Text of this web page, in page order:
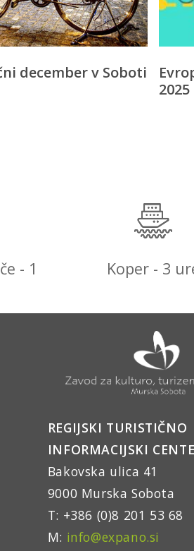
december v Soboti
2025
- 1 Koper - 3
REGIJSKI TURISTIČNO
INFORMACIJSKI
Bakovska ulica 41
9000 Murska Sobota
T: +386 (0)8 201 53 68
M: info@expano.si